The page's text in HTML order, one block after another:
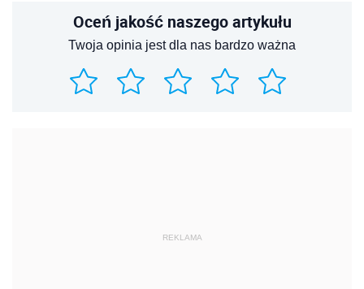
Oceń jakość naszego artykułu
Twoja opinia jest dla nas bardzo ważna
REKLAMA